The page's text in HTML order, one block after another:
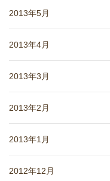
2013年5月
2013年4月
2013年3月
2013年2月
2013年1月
2012年12月